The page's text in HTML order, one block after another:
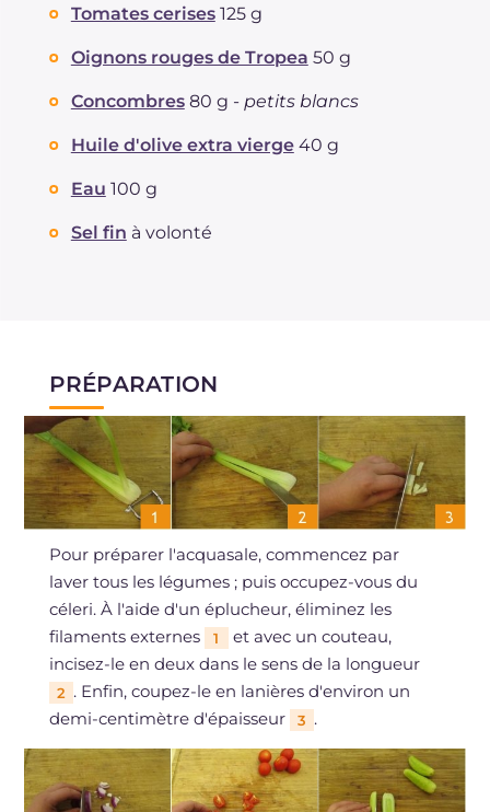
dont acides gras saturés
Fibre g
Tomates cerises 125 g
Oignons rouges de Tropea 50 g
Concombres 80 g - petits blancs
Huile d'olive extra vierge 40 g
Eau 100 g
Sel fin à volonté
PRÉPARATION
Pour préparer l'acquasale, commencez par
laver tous les légumes ; puis occupez-vous du
céleri. À l'aide d'un éplucheur, éliminez les
filaments externes
1
et avec un couteau,
incisez-le en deux dans le sens de la longueur
2 . Enfin, coupez-le en lanières d'environ un
demi-centimètre d'épaisseur
3 .